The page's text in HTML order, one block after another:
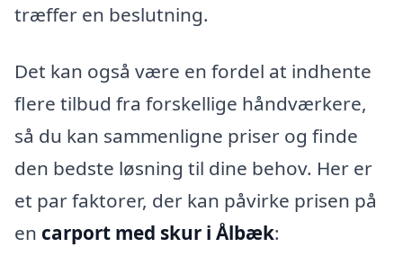
træffer en beslutning.
Det kan også være en fordel at indhente
flere tilbud fra forskellige håndværkere,
så du kan sammenligne priser og finde
den bedste løsning til dine behov. Her er
et par faktorer, der kan påvirke prisen på
en carport med skur i Ålbæk: